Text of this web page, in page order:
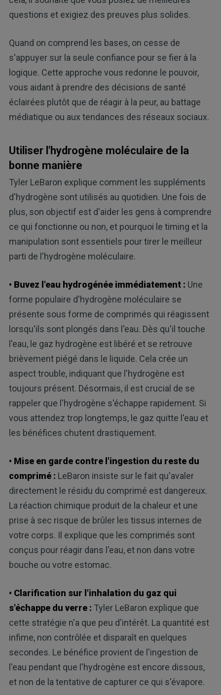
questions et exigiez des preuves plus solides.
Quand on comprend les bases, on cesse de
s'appuyer sur la seule confiance pour se fier à la
logique. Cette approche vous redonne le pouvoir,
vous aidant à prendre des décisions de santé
éclairées plutôt que de réagir à la peur, au battage
médiatique ou aux tendances des réseaux sociaux.
Utiliser l'hydrogène moléculaire de la
bonne manière
Tyler LeBaron explique comment les suppléments
d'hydrogène sont utilisés au quotidien. Une fois de
plus, son objectif est d'aider les gens à comprendre
ce qui fonctionne ou non, et pourquoi le timing et la
manipulation sont essentiels pour tirer le meilleur
parti de l'hydrogène moléculaire.
• Buvez l'eau hydrogénée immédiatement : Une
forme populaire d'hydrogène moléculaire se
présente sous forme de comprimés qui réagissent
lorsqu'ils sont plongés dans l'eau. Dès qu'il touche
l'eau, le gaz hydrogène est libéré et se retrouve
brièvement piégé dans le liquide. Cela crée un
aspect trouble, indiquant que l'hydrogène est
toujours présent. Désormais, il est crucial de se
rappeler que l'hydrogène s'échappe rapidement. Si
vous attendez trop longtemps, le gaz quitte l'eau et
les bénéfices chutent drastiquement.
• Mise en garde contre l'ingestion du reste du
comprimé : LeBaron insiste sur le fait qu'avaler
directement le résidu du comprimé est dangereux.
La réaction chimique produit de la chaleur et une
prise à sec risque de brûler les tissus internes de
votre corps. Il explique que les comprimés sont
conçus pour réagir dans l'eau, et non dans votre
bouche ou votre estomac.
• Clarification sur l'inhalation du gaz qui
s'échappe du verre : Tyler LeBaron explique que
cette stratégie n'a que peu d'intérêt. La quantité est
infime, non contrôlée et disparaît en quelques
secondes. Le bénéfice provient de l'ingestion de
l'eau pendant que l'hydrogène est encore dissous,
et non de la tentative de capturer ce qui s'évapore.